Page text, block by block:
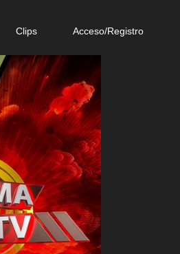
Clips Acceso/Registro